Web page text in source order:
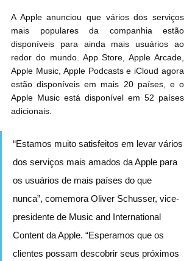
A Apple anunciou que vários dos serviços
mais populares da companhia estão
disponíveis para ainda mais usuários ao
redor do mundo. App Store, Apple Arcade,
Apple Music, Apple Podcasts e iCloud agora
estão disponíveis em mais 20 países, e o
Apple Music está disponível em 52 países
adicionais.
“Estamos muito satisfeitos em levar vários
dos serviços mais amados da Apple para
os usuários de mais países do que
nunca”, comemora Oliver Schusser, vice-
presidente de Music and International
Content da Apple. “Esperamos que os
clientes possam descobrir seus próximos